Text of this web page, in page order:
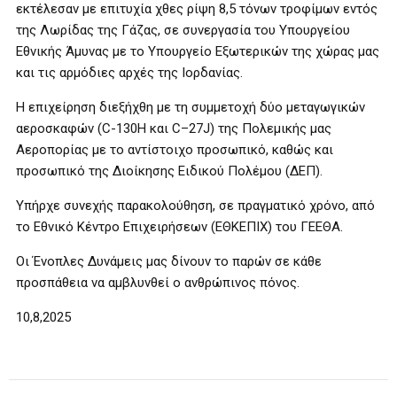
εκτέλεσαν με επιτυχία χθες ρίψη 8,5 τόνων τροφίμων εντός
της Λωρίδας της Γάζας, σε συνεργασία του Υπουργείου
Εθνικής Άμυνας με το Υπουργείο Εξωτερικών της χώρας μας
και τις αρμόδιες αρχές της Ιορδανίας.
Η επιχείρηση διεξήχθη με τη συμμετοχή δύο μεταγωγικών
αεροσκαφών (C-130H και C–27J) της Πολεμικής μας
Αεροπορίας με το αντίστοιχο προσωπικό, καθώς και
προσωπικό της Διοίκησης Ειδικού Πολέμου (ΔΕΠ).
Υπήρχε συνεχής παρακολούθηση, σε πραγματικό χρόνο, από
το Εθνικό Κέντρο Επιχειρήσεων (ΕΘΚΕΠΙΧ) του ΓΕΕΘΑ.
Οι Ένοπλες Δυνάμεις μας δίνουν το παρών σε κάθε
προσπάθεια να αμβλυνθεί ο ανθρώπινος πόνος.
10,8,2025